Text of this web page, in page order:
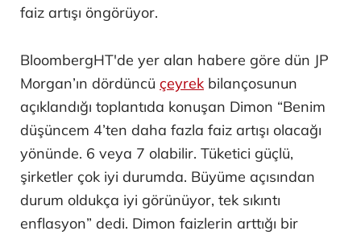
faiz artışı öngörüyor.
BloombergHT'de yer alan habere göre dün JP
Morgan’ın dördüncü çeyrek bilançosunun
açıklandığı toplantıda konuşan Dimon “Benim
düşüncem 4’ten daha fazla faiz artışı olacağı
yönünde. 6 veya 7 olabilir. Tüketici güçlü,
şirketler çok iyi durumda. Büyüme açısından
durum oldukça iyi görünüyor, tek sıkıntı
enflasyon” dedi. Dimon faizlerin arttığı bir